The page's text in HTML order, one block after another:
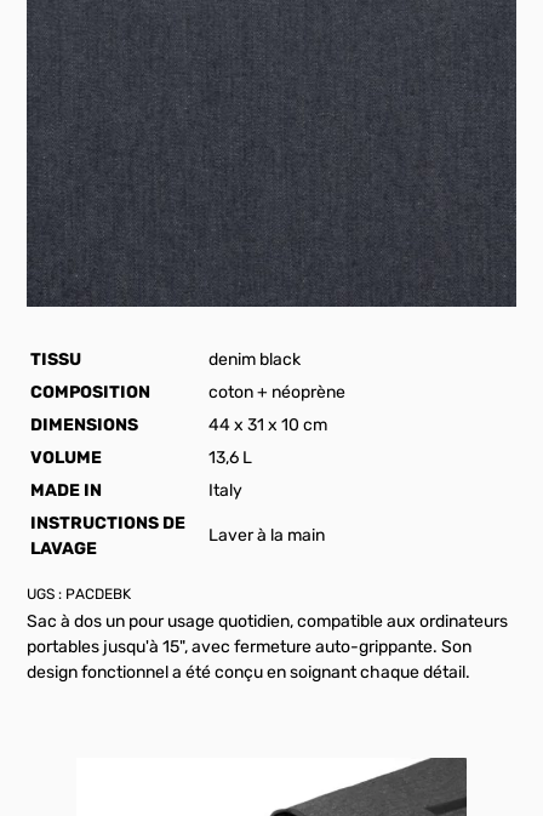
TISSU
denim black
COMPOSITION
coton + néoprène
DIMENSIONS
44 x 31 x 10 cm
VOLUME
13,6 L
MADE IN
Italy
INSTRUCTIONS DE
LAVAGE
Laver à la main
UGS : PACDEBK
Sac à dos un pour usage quotidien, compatible aux ordinateurs
portables jusqu'à 15", avec fermeture auto-grippante. Son
design fonctionnel a été conçu en soignant chaque détail.